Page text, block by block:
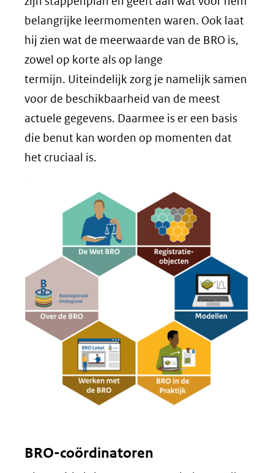
belangrijke leermomenten waren. Ook laat
hij zien wat de meerwaarde van de BRO is,
zowel op korte als op lange
termijn. Uiteindelijk zorg je namelijk samen
voor de beschikbaarheid van de meest
actuele gegevens. Daarmee is er een basis
die benut kan worden op momenten dat
het cruciaal is.
BRO-coördinatoren